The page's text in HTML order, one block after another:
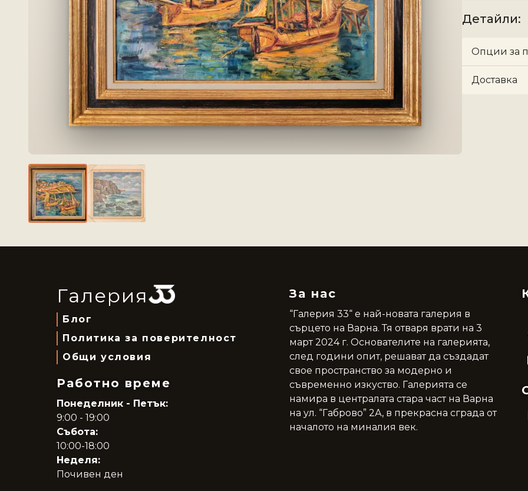
Детайли:
Опции за
Доставка
Галерия
Блог
Политика за поверителност
Общи условия
Работно време
Понеделник - Петък:
9:00 - 19:00
Събота:
10:00-18:00
Неделя:
Почивен ден
За нас
“Галерия 33“ е най-новата галерия в
сърцето на Варна. Тя отваря врати на 3
март 2024 г. Основателите на галерията,
след години опит, решават да създадат
свое пространство за модерно и
съвременно изкуство. Галерията се
намира в централата стара част на Варна
на ул. “Габрово” 2А, в прекрасна сграда от
началото на миналия век.